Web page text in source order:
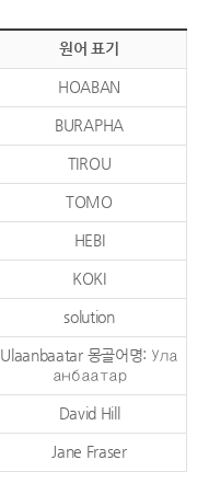
원어 표기
HOABAN
BURAPHA
TIROU
TOMO
HEBI
KOKI
solution
Ulaanbaatar 몽골어명: Ула
анбаатар
David Hill
Jane Fraser